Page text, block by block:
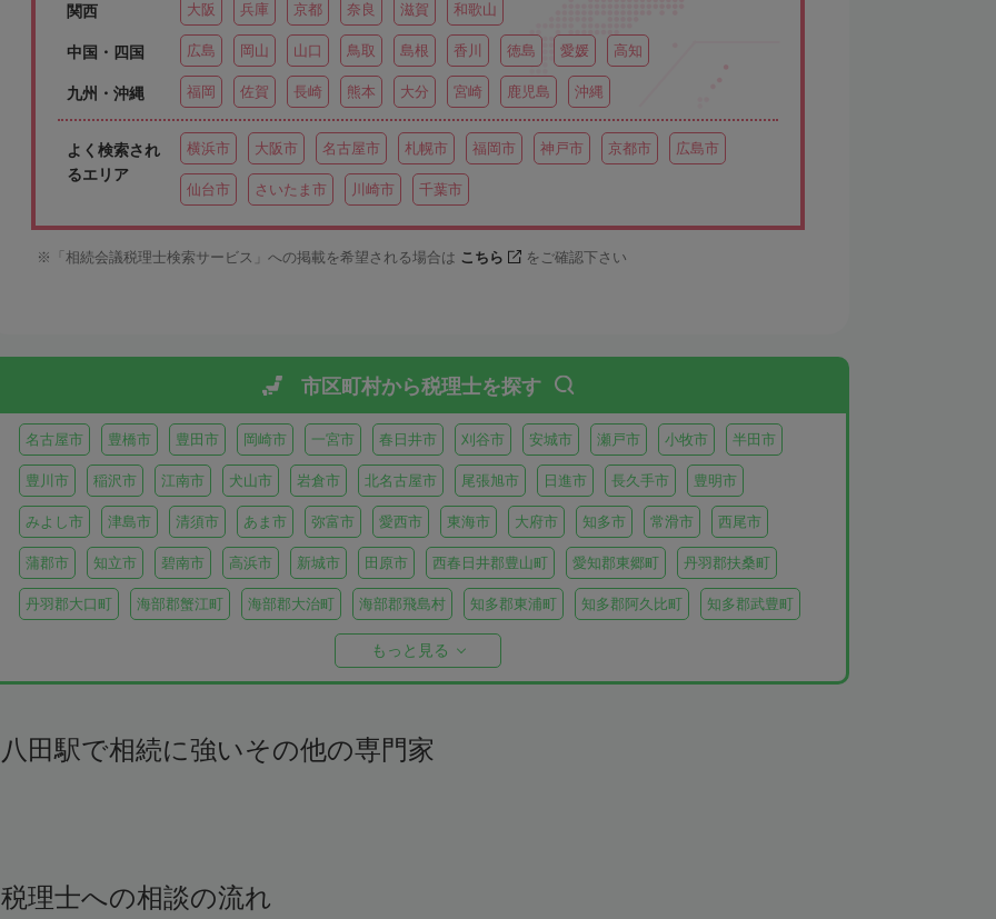
関西 大阪 兵庫 京都 奈良 滋賀 和歌山
中国・四国 広島 岡山 山口 鳥取 島根 香川 徳島 愛媛 高知
九州・沖縄 福岡 佐賀 長崎 熊本 大分 宮崎 鹿児島 沖縄
よく検索され
るエリア
横浜市 大阪市 名古屋市 札幌市 福岡市 神戸市 京都市 広島市
仙台市 さいたま市 川崎市 千葉市
「相続会議税理士検索サービス」への掲載を希望される場合は こちら をご確認下さい
市区町村から税理士を探す
名古屋市 豊橋市 豊田市 岡崎市 一宮市 春日井市 刈谷市 安城市 瀬戸市 小牧市 半田市
豊川市 稲沢市 江南市 犬山市 岩倉市 北名古屋市 尾張旭市 日進市 長久手市 豊明市
みよし市 津島市 清須市 あま市 弥富市 愛西市 東海市 大府市 知多市 常滑市 西尾市
蒲郡市 知立市 碧南市 高浜市 新城市 田原市 西春日井郡豊山町 愛知郡東郷町 丹羽郡扶桑町
丹羽郡大口町 海部郡蟹江町 海部郡大治町 海部郡飛島村 知多郡東浦町 知多郡阿久比町 知多郡武豊町
北設楽郡設楽町
もっと見る
八田駅で相続に強いその他の専門家
税理士への相談の流れ